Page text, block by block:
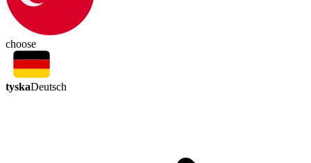
choose
tyskaDeutsch